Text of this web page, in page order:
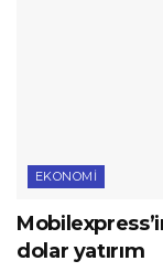
EKONOMI
dolar yatırım